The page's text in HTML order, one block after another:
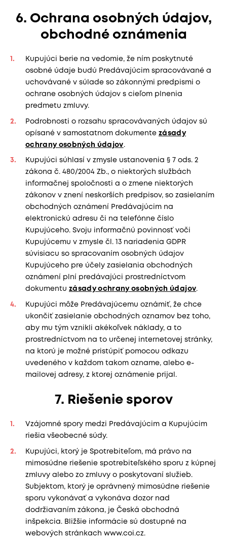
6. Ochrana osobných údajov,
obchodné oznámenia
Kupujúci berie na vedomie, že ním poskytnuté
osobné údaje budú Predávajúcim spracovávané a
uchovávané v súlade so zákonnými predpismi o
ochrane osobných údajov s cieľom plnenia
predmetu zmluvy.
Podrobnosti o rozsahu spracovávaných údajov sú
opísané v samostatnom dokumente zásady
ochrany osobných údajov.
Kupujúci súhlasí v zmysle ustanovenia § 7 ods. 2
zákona č. 480/2004 Zb., o niektorých službách
informačnej spoločnosti a o zmene niektorých
zákonov v znení neskorších predpisov, so zasielaním
obchodných oznámení Predávajúcim na
elektronickú adresu či na telefónne číslo
Kupujúceho. Svoju informačnú povinnosť voči
Kupujúcemu v zmysle čl. 13 nariadenia GDPR
súvisiacu so spracovaním osobných údajov
Kupujúceho pre účely zasielania obchodných
oznámení plní predávajúci prostredníctvom
dokumentu zásady ochrany osobných údajov.
Kupujúci môže Predávajúcemu oznámiť, že chce
ukončiť zasielanie obchodných oznamov bez toho,
aby mu tým vznikli akékoľvek náklady, a to
prostredníctvom na to určenej internetovej stránky,
na ktorú je možné pristúpiť pomocou odkazu
uvedeného v každom takom ozname, alebo e-
mailovej adresy, z ktorej oznámenie prijal.
7. Riešenie sporov
Vzájomné spory medzi Predávajúcim a Kupujúcim
riešia všeobecné súdy.
Kupujúci, ktorý je Spotrebiteľom, má právo na
mimosúdne riešenie spotrebiteľského sporu z kúpnej
zmluvy alebo zo zmluvy o poskytovaní služieb.
Subjektom, ktorý je oprávnený mimosúdne riešenie
sporu vykonávať a vykonáva dozor nad
dodržiavaním zákona, je Česká obchodná
inšpekcia. Bližšie informácie sú dostupné na
webových stránkach www.coi.cz.